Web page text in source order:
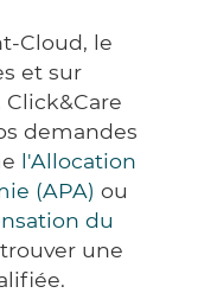
Cloud, le
et sur
demandes
l'Allocation
(APA) ou
du
une